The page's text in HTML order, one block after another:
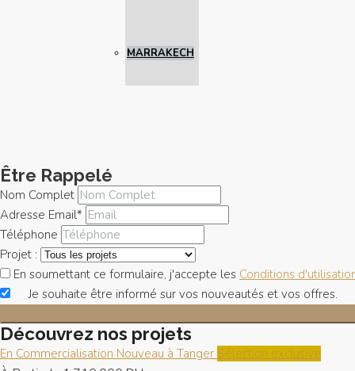
MARRAKECH
Être Rappelé
Nom Complet
Adresse Email*
Téléphone
Projet :
En soumettant ce formulaire, j'accepte les Conditions
Je souhaite être informé sur vos nouveautés et vos offres.
Découvrez nos projets
En Commercialisation Nouveau à Tanger Sélection exclusive